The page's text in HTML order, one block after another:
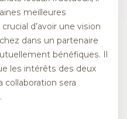
meilleures
d’avoir une vision
dans un partenaire
bénéfiques. Il
les intérêts des deux
collaboration sera